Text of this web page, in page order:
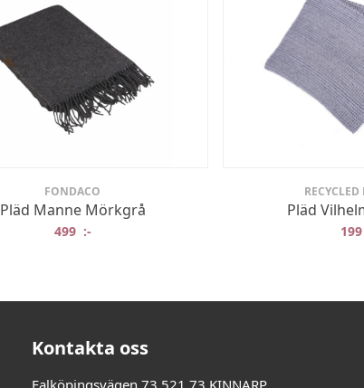
FONDACO
Pläd Manne Mörkgrå
499 :-
Pläd
199
Kontakta oss
Falköpingsvägen 73 521 73 KINNARP